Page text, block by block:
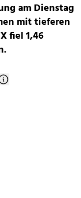
am Dienstag
mit tieferen
fiel 1,46